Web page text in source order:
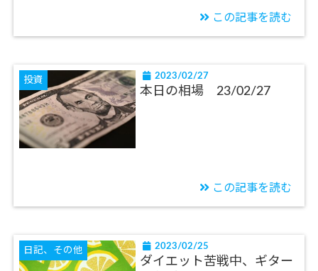
この記事を読む
投資 2023/02/27
本日の相場 23/02/27
この記事を読む
日記、その他 2023/02/25
ダイエット苦戦中、ギター